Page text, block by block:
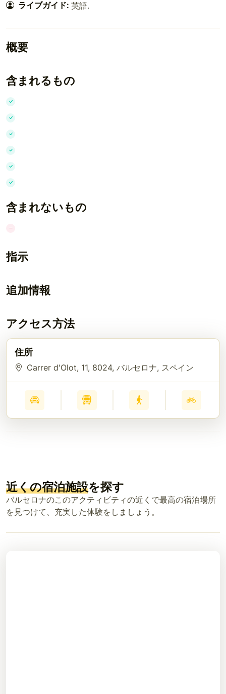
ライブガイド: 英語.
概要
含まれるもの
含まれないもの
指示
追加情報
アクセス方法
住所
Carrer d'Olot, 11, 8024, バルセロナ, スペイン
近くの宿泊施設を探す
バルセロナのこのアクティビティの近くで最高の宿泊場所
を見つけて、充実した体験をしましょう。